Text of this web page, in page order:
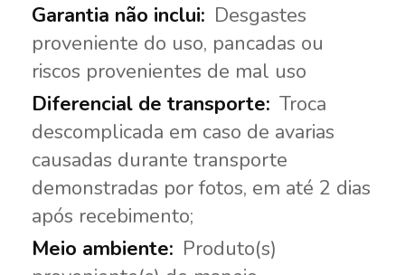
Desgastes
proveniente do uso, pancadas ou
riscos provenientes de mal uso
Troca
descomplicada em caso de avarias
causadas durante transporte
demonstradas por fotos, em até 2 dias
após recebimento;
Produto(s)